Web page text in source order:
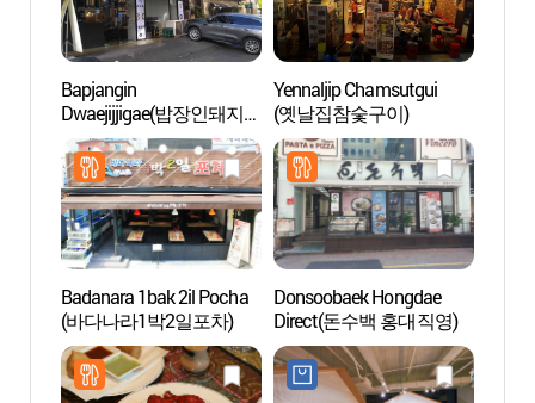
Bapjangin
Dwaejijjigae(밥장인돼지
찌개)
Yennaljip Chamsutgui
(옛날집참숯구이)
Badanara 1bak 2il Pocha
(바다나라1박2일포차)
Donsoobaek Hongdae
Direct(돈수백 홍대직영)